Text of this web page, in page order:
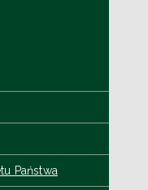
Państwa